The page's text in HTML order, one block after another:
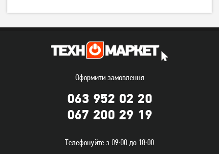
Power
4 199 грн
Оформити замовлення
063 952 02 20
067 200 29 19
Телефонуйте з 09:00 до 18:00